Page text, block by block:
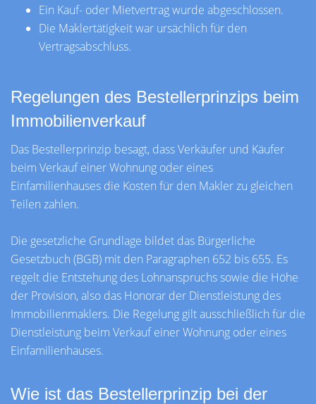
Ein Kauf- oder Mietvertrag wurde abgeschlossen.
Die Maklertätigkeit war ursächlich für den
Vertragsabschluss.
Regelungen des Bestellerprinzips beim
Immobilienverkauf
Das Bestellerprinzip besagt, dass Verkäufer und Käufer
beim Verkauf einer Wohnung oder eines
Einfamilienhauses die Kosten für den Makler zu gleichen
Teilen zahlen.
Die gesetzliche Grundlage bildet das Bürgerliche
Gesetzbuch (BGB) mit den Paragraphen 652 bis 655. Es
regelt die Entstehung des Lohnanspruchs sowie die Höhe
der Provision, also das Honorar der Dienstleistung des
Immobilienmaklers. Die Regelung gilt ausschließlich für die
Dienstleistung beim Verkauf einer Wohnung oder eines
Einfamilienhauses.
Wie ist das Bestellerprinzip bei der